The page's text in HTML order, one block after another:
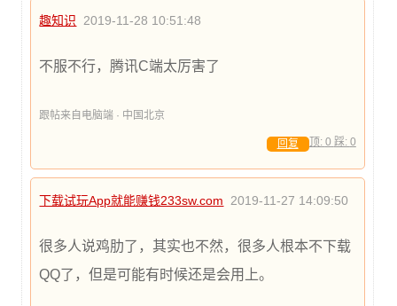
趣知识 2019-11-28 10:51:48
不服不行，腾讯C端太厉害了
跟帖来自电脑端 · 中国北京
顶: 0 踩: 0
回复
下载试玩App就能赚钱233sw.com 2019-11-27 14:09:50
很多人说鸡肋了，其实也不然，很多人根本不下载
QQ了，但是可能有时候还是会用上。